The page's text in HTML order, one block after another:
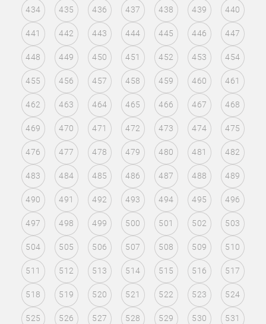
434 435 436 437 438 439 440
441 442 443 444 445 446 447
448 449 450 451 452 453 454
455 456 457 458 459 460 461
462 463 464 465 466 467 468
469 470 471 472 473 474 475
476 477 478 479 480 481 482
483 484 485 486 487 488 489
490 491 492 493 494 495 496
497 498 499 500 501 502 503
504 505 506 507 508 509 510
511 512 513 514 515 516 517
518 519 520 521 522 523 524
525 526 527 528 529 530 531